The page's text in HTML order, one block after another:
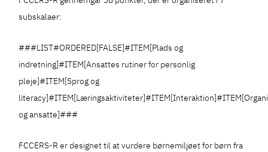
subskalaer:
###LIST#ORDERED[FALSE]#ITEM[Plads og
indretning]#ITEM[Ansattes rutiner for personlig
pleje]#ITEM[Sprog og
og ansatte]###
FCCERS-R er designet til at vurdere børnemiljøet for børn fra